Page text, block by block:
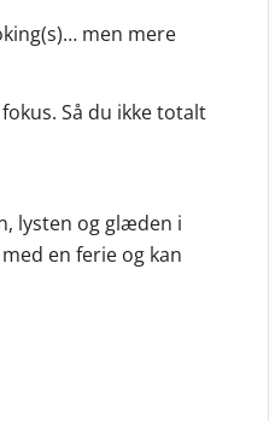
men mere
Så du ikke totalt
lysten og glæden i
en ferie og kan